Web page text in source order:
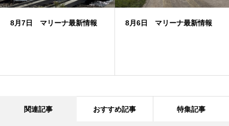
8月7日 マリーナ最新情報 8月6日 マリーナ最新情報
関連記事 おすすめ記事 特集記事